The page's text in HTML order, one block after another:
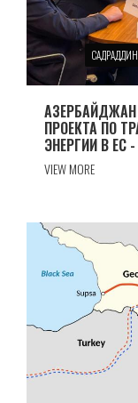
ПРОЕКТА ПО
ЭНЕРГИИ В ЕС
VIEW MORE